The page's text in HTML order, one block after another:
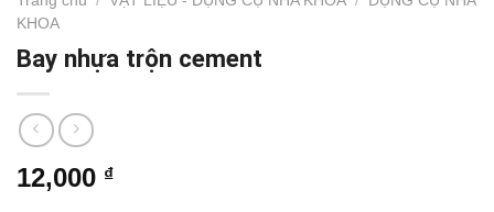
KHOA
Bay nhựa trộn cement
12,000 ₫